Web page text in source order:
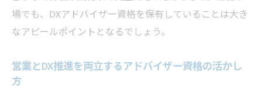
場でも、DXアドバイザー資格を保有していることは大き
なアピールポイントとなるでしょう。
営業とDX推進を両立するアドバイザー資格の活かし
方